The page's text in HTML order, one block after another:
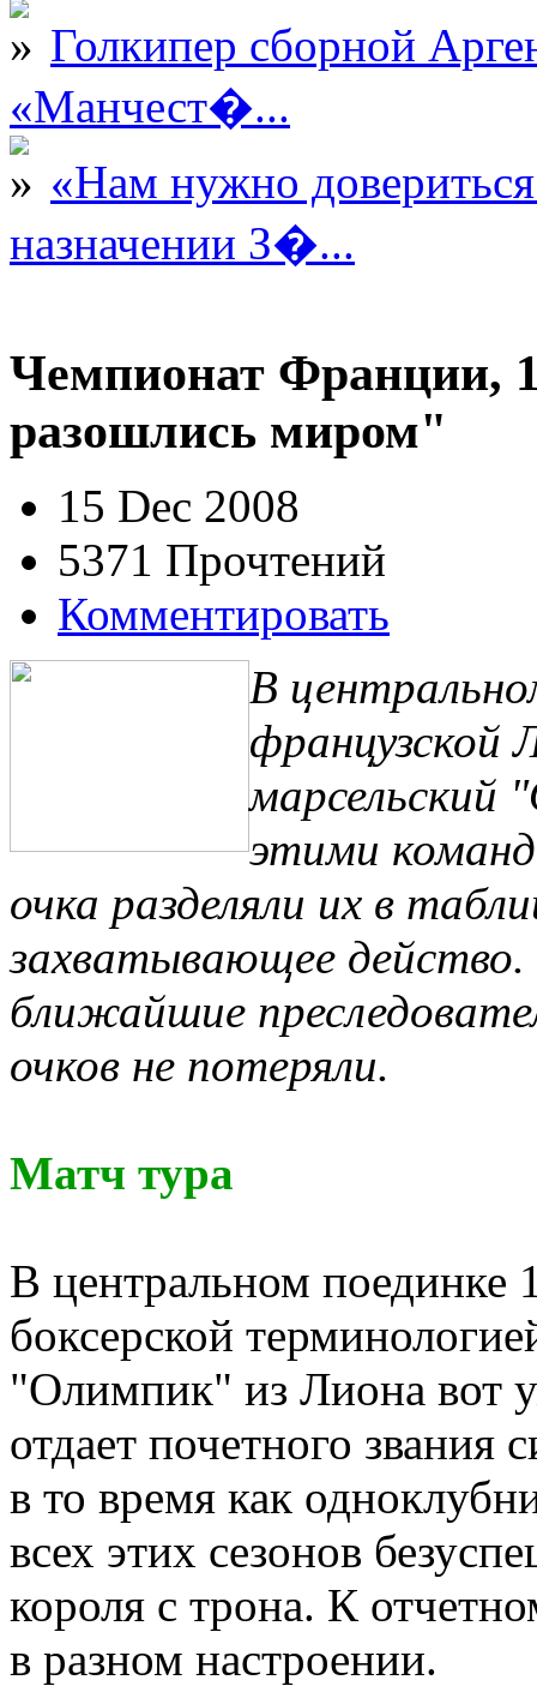
Голкипер сборной
«Манчест�...
«Нам нужно
назначении З�...
Чемпионат Франции,
разошлись миром"
15 Dec 2008
5371 Прочтений
Комментировать
В
французской
этими
очка разделяли их в
захватывающее действо.
ближайшие
очков не потеряли.
Матч тура
В центральном поединке
боксерской
"Олимпик" из Лиона вот
отдает почетного
в то время как
всех этих сезонов
короля с трона. К
в разном настроении.